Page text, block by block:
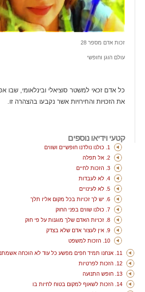
זכות אדם מספר 28
עולם הוגן וחופשי
כל אדם זכאי למשטר סוציאלי ובינלאומי, שבו
את הזכויות והחירויות אשר נקבעו בהצהרה זו.
קטעי וידיאו נוספים
1. כולנו נולדנו חופשיים ושווים
2. אל תפלה
3. הזכות לחיים
4. לא לעבדות
5. לא לעינויים
6. יש לך זכויות בכל מקום אליו תלך
7. כולנו שווים בפני החוק
8. זכויות האדם שלך מוגנות על פי חוק
9. אין לעצור אדם שלא בצדק
10. הזכות למשפט
11. אנחנו תמיד חפים מפשע כל עוד לא הוכחה אשמתנו
12. הזכות לפרטיות
13. חופש התנועה
14. הזכות לשאוף למקום בטוח לחיות בו